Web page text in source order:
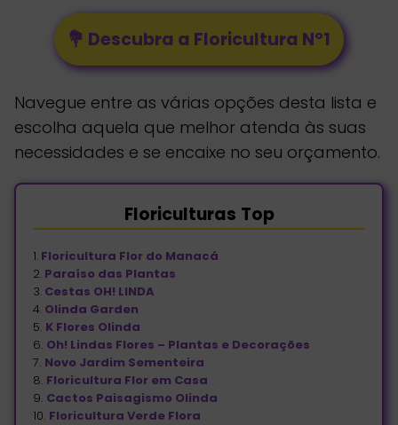
💐 Descubra a Floricultura Nº1
Navegue entre as várias opções desta lista e
escolha aquela que melhor atenda às suas
necessidades e se encaixe no seu orçamento.
Floriculturas Top
1. Floricultura Flor do Manacá
2. Paraíso das Plantas
3. Cestas OH! LINDA
4. Olinda Garden
5. K Flores Olinda
6. Oh! Lindas Flores – Plantas e Decorações
7. Novo Jardim Sementeira
8. Floricultura Flor em Casa
9. Cactos Paisagismo Olinda
10. Floricultura Verde Flora